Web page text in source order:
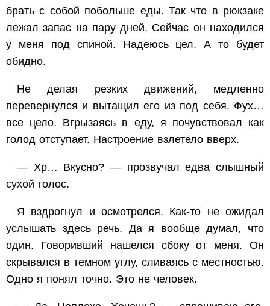
брать с собой побольше еды. Так что в рюкзаке
лежал запас на пару дней. Сейчас он находился
у меня под спиной. Надеюсь цел. А то будет
обидно.
Не делая резких движений, медленно
перевернулся и вытащил его из под себя. Фух…
все цело. Вгрызаясь в еду, я почувствовал как
голод отступает. Настроение взлетело вверх.
— Хр… Вкусно? — прозвучал едва слышный
сухой голос.
Я вздрогнул и осмотрелся. Как-то не ожидал
услышать здесь речь. Да я вообще думал, что
один. Говоривший нашелся сбоку от меня. Он
скрывался в темном углу, сливаясь с местностью.
Одно я понял точно. Это не человек.